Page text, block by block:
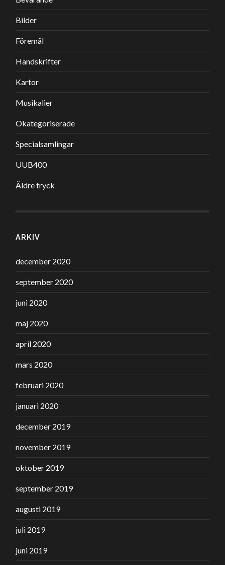
Bilder
Föremål
Handskrifter
Kartor
Musikalier
Okategoriserade
Specialsamlingar
UUB400
Äldre tryck
ARKIV
december 2020
september 2020
juni 2020
maj 2020
april 2020
mars 2020
februari 2020
januari 2020
december 2019
november 2019
oktober 2019
september 2019
augusti 2019
juli 2019
juni 2019